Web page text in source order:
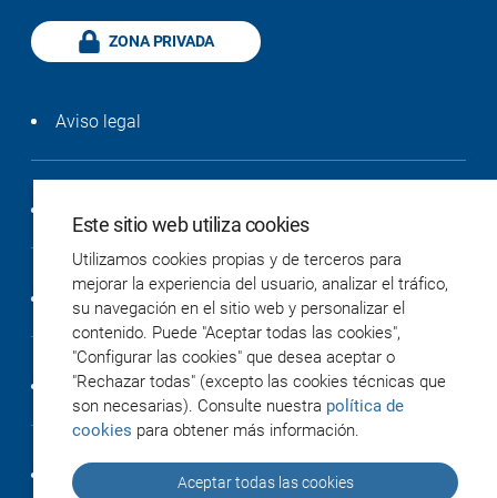
ZONA PRIVADA
Aviso legal
Política de cookies
Accesibilidad
Créditos
Este sitio web utiliza cookies
Utilizamos cookies propias y de terceros para
mejorar la experiencia del usuario, analizar el tráfico,
su navegación en el sitio web y personalizar el
contenido. Puede "Aceptar todas las cookies",
"Configurar las cookies" que desea aceptar o
"Rechazar todas" (excepto las cookies técnicas que
son necesarias). Consulte nuestra política de
cookies para obtener más información.
Aceptar todas las cookies